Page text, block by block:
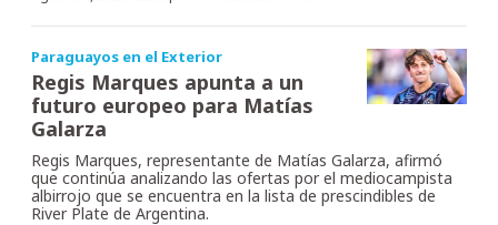
Paraguayos en el Exterior
Regis Marques apunta a un
futuro europeo para Matías
Galarza
Regis Marques, representante de Matías Galarza, afirmó
que continúa analizando las ofertas por el mediocampista
albirrojo que se encuentra en la lista de prescindibles de
River Plate de Argentina.